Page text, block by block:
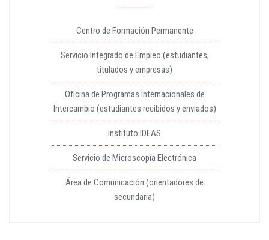
Centro de Formación Permanente
Servicio Integrado de Empleo (estudiantes,
titulados y empresas)
Oficina de Programas Internacionales de
Intercambio (estudiantes recibidos y enviados)
Instituto IDEAS
Servicio de Microscopía Electrónica
Área de Comunicación (orientadores de
secundaria)